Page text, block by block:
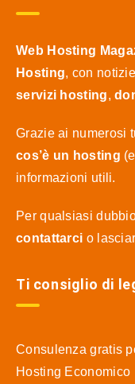
Web Hosting
Hosting, con
servizi hosting,
Grazie ai numerosi
cos’è un hosting
informazioni utili.
Per qualsiasi
contattarci o
Ti consiglio di
Consulenza gratis
Hosting Economico